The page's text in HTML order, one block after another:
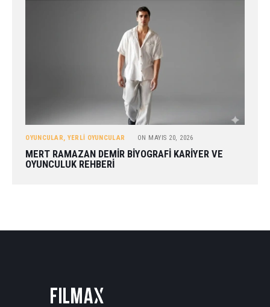
OYUNCULAR, YERLI OYUNCULAR ON MAYIS 20, 2026
MERT RAMAZAN DEMIR BIYOGRAFI KARIYER VE
OYUNCULUK REHBERI